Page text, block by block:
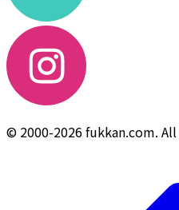
© 2000-2026 fukkan.com. All